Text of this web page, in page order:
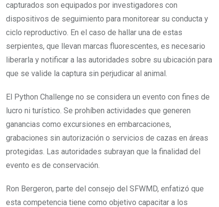
capturados son equipados por investigadores con
dispositivos de seguimiento para monitorear su conducta y
ciclo reproductivo. En el caso de hallar una de estas
serpientes, que llevan marcas fluorescentes, es necesario
liberarla y notificar a las autoridades sobre su ubicación para
que se valide la captura sin perjudicar al animal.
El Python Challenge no se considera un evento con fines de
lucro ni turístico. Se prohíben actividades que generen
ganancias como excursiones en embarcaciones,
grabaciones sin autorización o servicios de cazas en áreas
protegidas. Las autoridades subrayan que la finalidad del
evento es de conservación.
Ron Bergeron, parte del consejo del SFWMD, enfatizó que
esta competencia tiene como objetivo capacitar a los